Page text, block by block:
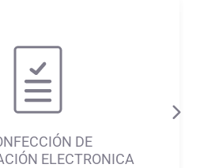
DE
ELECTRONICA